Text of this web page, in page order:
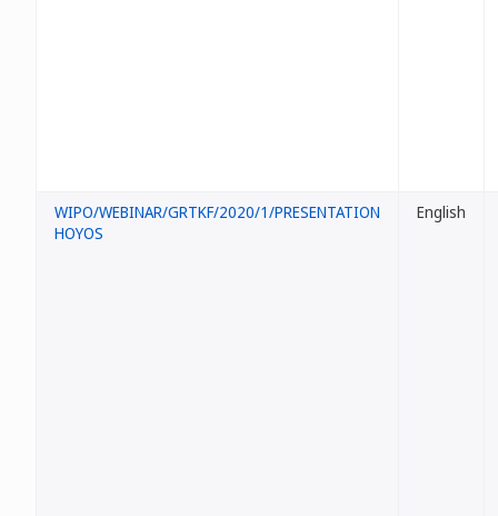
WIPO/WEBINAR/GRTKF/2020/1/PRESENTATION
HOYOS
English